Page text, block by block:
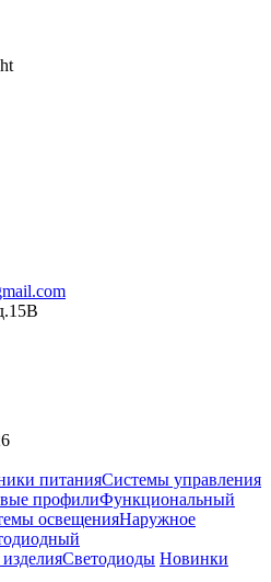
питанияСистемы управления
профилиФункциональный
освещенияНаружное
Светодиоды Новинки